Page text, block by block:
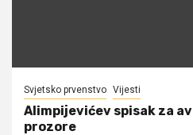
Svjetsko prvenstvo Vijesti
Alimpijevićev spisak za
prozore